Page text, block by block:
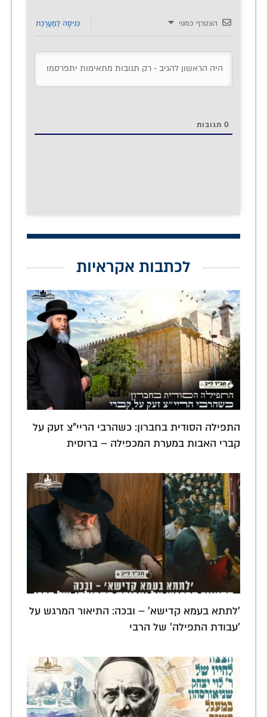
הצטרף כמנוי כְּנִיסָה לַמַעֲרֶכֶת
0 תגובות
לכתבות אקראיות
התפילה הסודית בחברון: כשהרבי הריי"צ זעק על
קברי האבות במערת המכפילה – ברוסית
'לתתא בעמא קדישא' – ובכה: התיאור המרגש על
'עבודת התפילה' של הרבי